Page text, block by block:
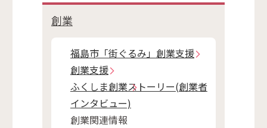
創業
福島市「街ぐるみ」創業支援
創業支援
ふくしま創業ストーリー(創業者
インタビュー)
創業関連情報